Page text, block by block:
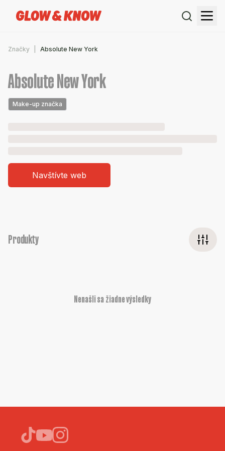
Značky Absolute New York
Absolute New York
Make-up značka
Navštívte web
Produkty
Nenašli sa žiadne výsledky